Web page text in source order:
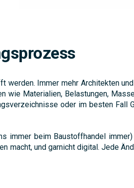
Immer mehr Architekten
Materialien, Belastungen,
oder im besten Fall
immer beim Baustoffhandel
macht, und garnicht digital. Jede